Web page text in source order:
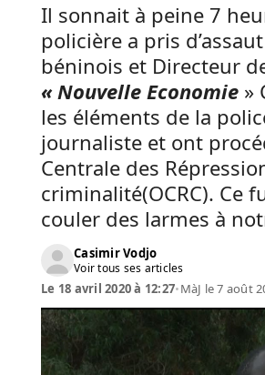
Il sonnait à peine 7
policière a pris
béninois et Directeur
« Nouvelle Economie »
les éléments de la
journaliste et ont
Centrale des
criminalité(OCRC). Ce
couler des larmes à
Casimir Vodjo
Voir tous ses articles
Le 18 avril 2020 à 12:27•MàJ le 7 août